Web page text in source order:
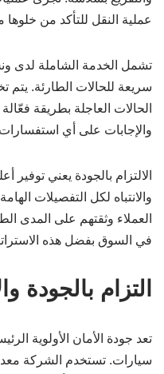
عملية النقل للتأكد من
تشمل الخدمة الشاملة لدى
سريعة للحالات الطارئة.
الحالات العاجلة بطريقة
والإجابات على أي
الالتزام بالجودة يعني
والانتباه لكل التفصيلات
العملاء وثقتهم على المدى
في السوق بفضل هذه
التزام بالجودة
تعد جودة الأمان الأولوية
سيارات. تستخدم الشركة